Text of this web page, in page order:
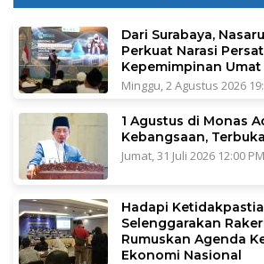
Dari Surabaya,
Perkuat Narasi
Kepemimpinan Umat
Minggu, 2 Agustus 2026
1 Agustus di Monas
Kebangsaan,
Jumat, 31 Juli 2026 12:00 PM
Hadapi
Selenggarakan
Rumuskan Agenda
Ekonomi Nasional